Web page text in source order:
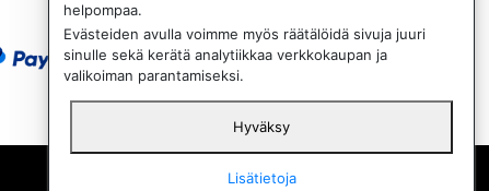
Svenska
helpompaa.
Evästeiden avulla voimme myös räätälöidä sivuja juuri
sinulle sekä kerätä analytiikkaa verkkokaupan ja
valikoiman parantamiseksi.
Hyväksy
Lisätietoja